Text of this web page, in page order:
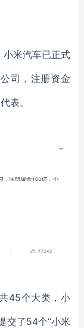
小米汽车已正式
司，注册资金
表。
45个大类，小
交了54个“小米